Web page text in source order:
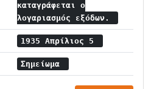
καταγράφεται ο
λογαριασμός εξόδων.
1935 Απρίλιος 5
Σημείωμα